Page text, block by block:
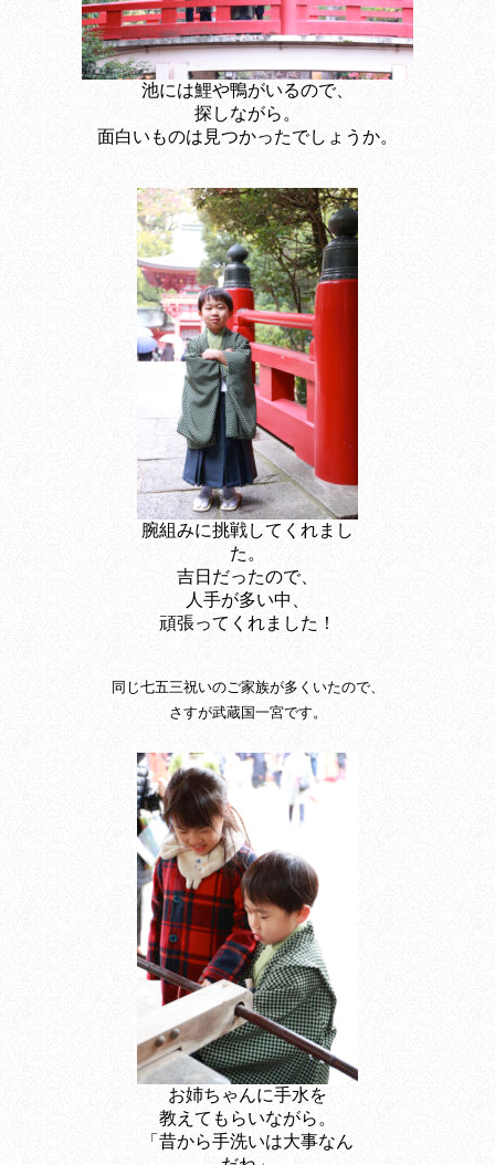
池には鯉や鴨がいるので、
探しながら。
面白いものは見つかったでしょうか。
腕組みに挑戦してくれまし
た。
吉日だったので、
人手が多い中、
頑張ってくれました！
同じ七五三祝いのご家族が多くいたので、
さすが武蔵国一宮です。
お姉ちゃんに手水を
教えてもらいながら。
「昔から手洗いは大事なん